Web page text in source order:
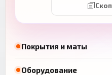
Покрытия и маты
Оборудование